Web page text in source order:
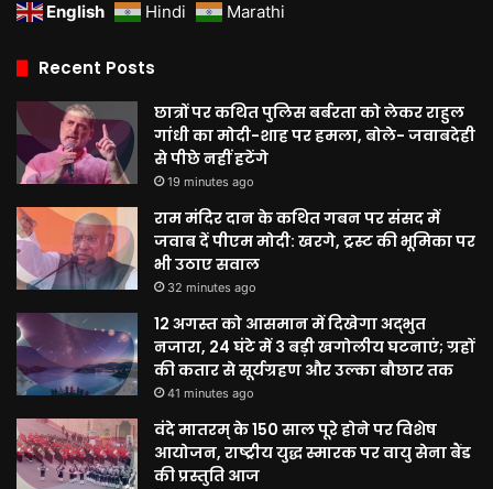
English Hindi Marathi
Recent Posts
छात्रों पर कथित पुलिस बर्बरता को लेकर राहुल
गांधी का मोदी-शाह पर हमला, बोले- जवाबदेही
से पीछे नहीं हटेंगे
19 minutes ago
राम मंदिर दान के कथित गबन पर संसद में
जवाब दें पीएम मोदी: खरगे, ट्रस्ट की भूमिका पर
भी उठाए सवाल
32 minutes ago
12 अगस्त को आसमान में दिखेगा अद्भुत
नजारा, 24 घंटे में 3 बड़ी खगोलीय घटनाएं; ग्रहों
की कतार से सूर्यग्रहण और उल्का बौछार तक
41 minutes ago
वंदे मातरम् के 150 साल पूरे होने पर विशेष
आयोजन, राष्ट्रीय युद्ध स्मारक पर वायु सेना बैंड
की प्रस्तुति आज